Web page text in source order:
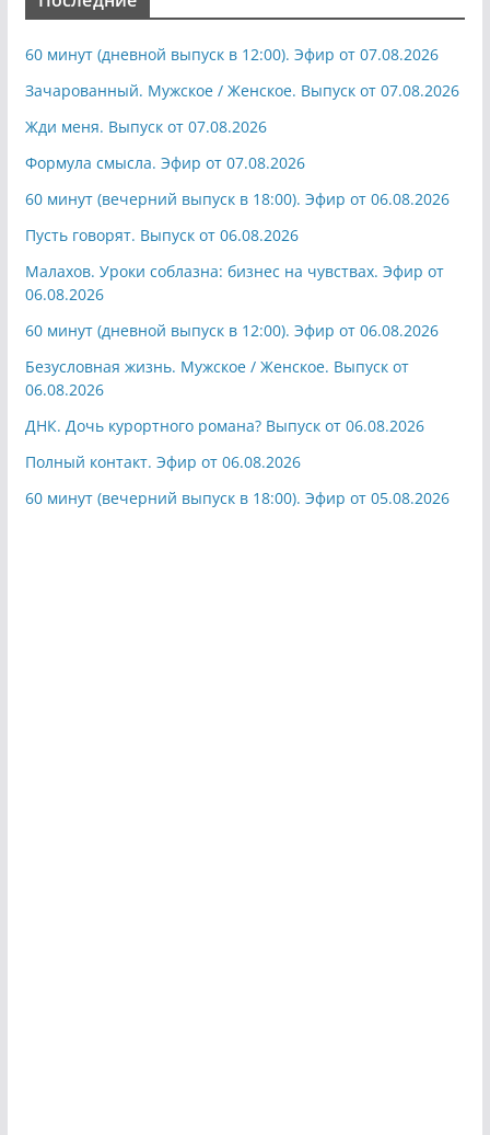
60 минут (дневной выпуск в 12:00). Эфир от 07.08.2026
Зачарованный. Мужское / Женское. Выпуск от 07.08.2026
Жди меня. Выпуск от 07.08.2026
Формула смысла. Эфир от 07.08.2026
60 минут (вечерний выпуск в 18:00). Эфир от 06.08.2026
Пусть говорят. Выпуск от 06.08.2026
Малахов. Уроки соблазна: бизнес на чувствах. Эфир от
06.08.2026
60 минут (дневной выпуск в 12:00). Эфир от 06.08.2026
Безусловная жизнь. Мужское / Женское. Выпуск от
06.08.2026
ДНК. Дочь курортного романа? Выпуск от 06.08.2026
Полный контакт. Эфир от 06.08.2026
60 минут (вечерний выпуск в 18:00). Эфир от 05.08.2026